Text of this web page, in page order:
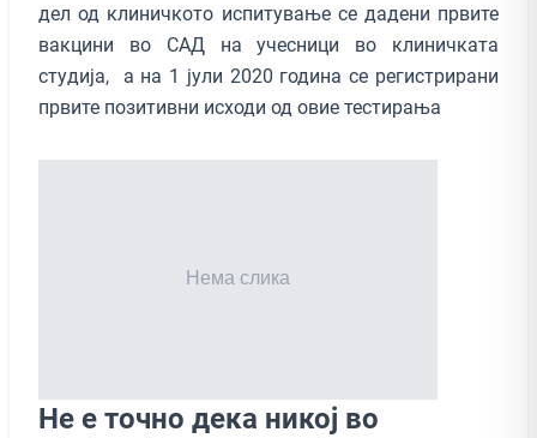
дел од клиничкото испитување се дадени првите
вакцини во САД на учесници во клиничката
студија, а на 1 јули 2020 година се регистрирани
првите позитивни исходи од овие тестирања
Не е точно дека никој во